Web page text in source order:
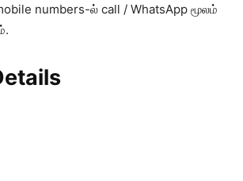
numbers-ல் call / WhatsApp மூலம்